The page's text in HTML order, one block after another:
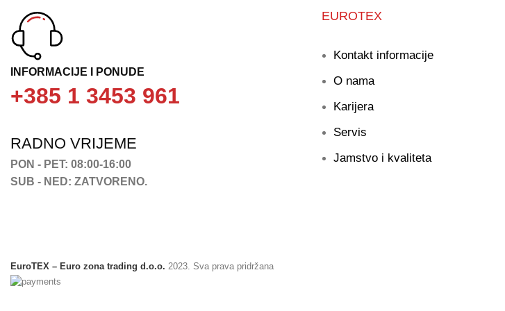
INFORMACIJE I PONUDE
+385 1 3453 961
RADNO VRIJEME
PON - PET: 08:00-16:00
SUB - NED: ZATVORENO.
EUROTEX
Kontakt informacije
O nama
Karijera
Servis
Jamstvo i kvaliteta
EuroTEX – Euro zona trading d.o.o. 2023. Sva prava pridržana